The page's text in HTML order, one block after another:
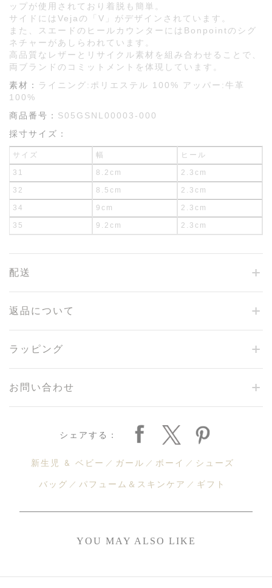
ップが使用されており着脱も簡単。
サイドにはVejaの「V」がデザインされています。
また、スエードのヒールカウンターにはBonpointのシグ
ネチャーがあしらわれています。
高品質なレザーとリサイクル素材を組み合わせることで、
両ブランドのコミットメントを体現しています。
素材：
ライニング:ポリエステル 100% アッパー:牛革
100%
商品番号： S05GSNL00003-000
採寸サイズ：
サイズ 幅 ヒール
31 8.2cm 2.3cm
32 8.5cm 2.3cm
34 9cm 2.3cm
35 9.2cm 2.3cm
配送
返品について
ラッピング
お問い合わせ
シェアする：
新生児 & ベビー ガール ボーイ シューズ
バッグ パフューム＆スキンケア ギフト
YOU MAY ALSO LIKE